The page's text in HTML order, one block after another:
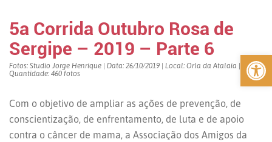
Abrir
5a Corrida Outubro Rosa de
Sergipe – 2019 – Parte 6
Fotos: Studio Jorge Henrique | Data: 26/10/2019 | Local: Orla da Atalaia |
Quantidade: 460 fotos
Com o objetivo de ampliar as ações de prevenção, de
conscientização, de enfrentamento, de luta e de apoio
contra o câncer de mama, a Associação dos Amigos da